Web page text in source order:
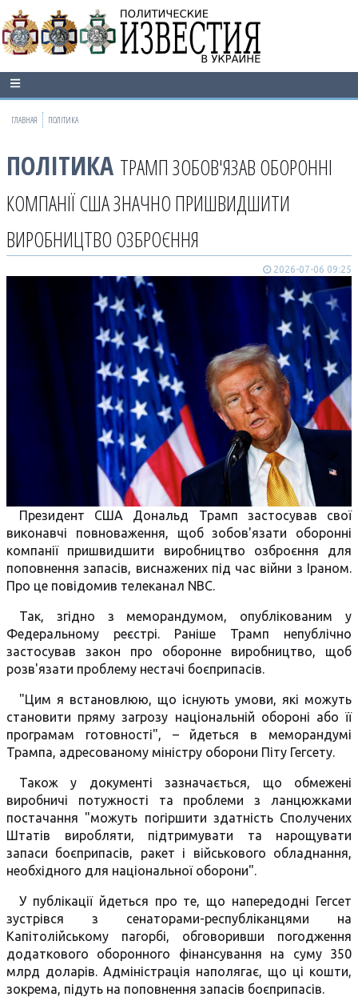
ГЛАВНАЯ ПОЛІТИКА
ПОЛІТИКА ТРАМП ЗОБОВ'ЯЗАВ ОБОРОННІ
КОМПАНІЇ США ЗНАЧНО ПРИШВИДШИТИ
ВИРОБНИЦТВО ОЗБРОЄННЯ
2026-07-06 09:25
Президент США Дональд Трамп застосував свої
виконавчі повноваження, щоб зобов'язати оборонні
компанії пришвидшити виробництво озброєння для
поповнення запасів, виснажених під час війни з Іраном.
Про це повідомив телеканал NBC.
Так, згідно з меморандумом, опублікованим у
Федеральному реєстрі. Раніше Трамп непублічно
застосував закон про оборонне виробництво, щоб
розв'язати проблему нестачі боєприпасів.
"Цим я встановлюю, що існують умови, які можуть
становити пряму загрозу національній обороні або її
програмам готовності", – йдеться в меморандумі
Трампа, адресованому міністру оборони Піту Гегсету.
Також у документі зазначається, що обмежені
виробничі потужності та проблеми з ланцюжками
постачання "можуть погіршити здатність Сполучених
Штатів виробляти, підтримувати та нарощувати
запаси боєприпасів, ракет і військового обладнання,
необхідного для національної оборони".
У публікації йдеться про те, що напередодні Гегсет
зустрівся з сенаторами-республіканцями на
Капітолійському пагорбі, обговоривши погодження
додаткового оборонного фінансування на суму 350
млрд доларів. Адміністрація наполягає, що ці кошти,
зокрема, підуть на поповнення запасів боєприпасів.